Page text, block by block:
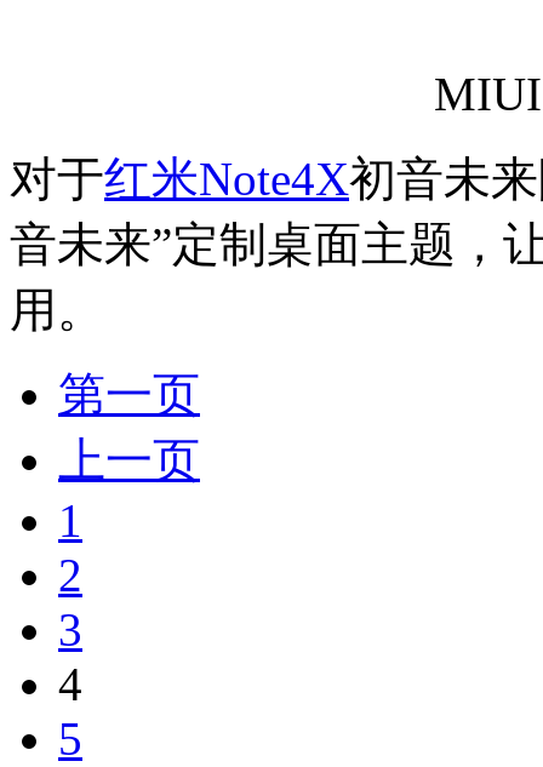
对于红米Note4X初音未
音未来”定制桌面主题，
用。
第一页
上一页
1
2
3
4
5